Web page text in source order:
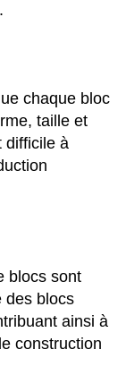
chaque bloc
taille et
difficile à
blocs sont
des blocs
ainsi à
construction